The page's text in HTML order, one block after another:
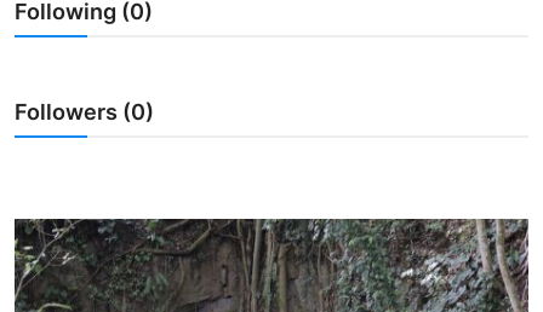
Usadha
Indonesia
Following (0)
Followers (0)